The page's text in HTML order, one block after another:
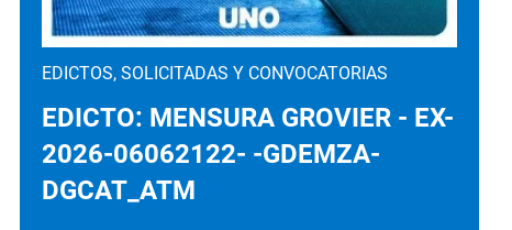
EDICTOS, SOLICITADAS Y CONVOCATORIAS
EDICTO: MENSURA GROVIER - EX-
2026-06062122- -GDEMZA-
DGCAT_ATM